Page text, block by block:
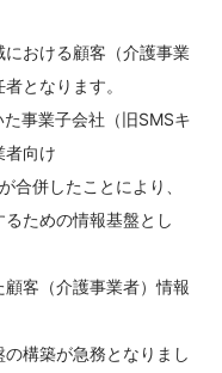
おける顧客（介護事業
となります。
事業子会社（旧SMSキ
者向け
合併したことにより、
ための情報基盤とし
客（介護事業者）情報
構築が急務となりまし